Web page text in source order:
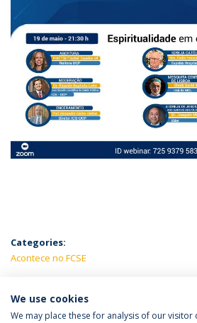
Categories:
Acontece no FCSE
LATEST NEWS
We use cookies
We may place these for analysis of our